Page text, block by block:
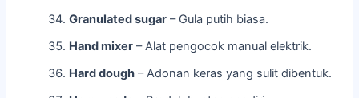
Granulated sugar – Gula putih biasa.
Hand mixer – Alat pengocok manual elektrik.
Hard dough – Adonan keras yang sulit dibentuk.